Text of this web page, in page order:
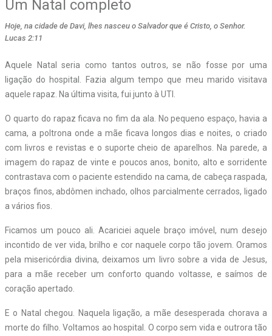
Um Natal completo
Hoje, na cidade de Davi, lhes nasceu o Salvador que é Cristo, o Senhor.
Lucas 2:11
Aquele Natal seria como tantos outros, se não fosse por uma
ligação do hospital. Fazia algum tempo que meu marido visitava
aquele rapaz. Na última visita, fui junto à UTI.
O quarto do rapaz ficava no fim da ala. No pequeno espaço, havia a
cama, a poltrona onde a mãe ficava longos dias e noites, o criado
com livros e revistas e o suporte cheio de aparelhos. Na parede, a
imagem do rapaz de vinte e poucos anos, bonito, alto e sorridente
contrastava com o paciente estendido na cama, de cabeça raspada,
braços finos, abdômen inchado, olhos parcialmente cerrados, ligado
a vários fios.
Ficamos um pouco ali. Acariciei aquele braço imóvel, num desejo
incontido de ver vida, brilho e cor naquele corpo tão jovem. Oramos
pela misericórdia divina, deixamos um livro sobre a vida de Jesus,
para a mãe receber um conforto quando voltasse, e saímos de
coração apertado.
E o Natal chegou. Naquela ligação, a mãe desesperada chorava a
morte do filho. Voltamos ao hospital. O corpo sem vida e outrora tão